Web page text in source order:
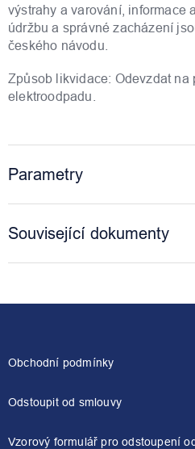
výstrahy a varování, informace
údržbu a správné zacházení
českého návodu.
Způsob likvidace: Odevzdat na
elektroodpadu.
Parametry
Související dokumenty
Obchodní podmínky
Odstoupit od smlouvy
Vzorový formulář pro odstoupení